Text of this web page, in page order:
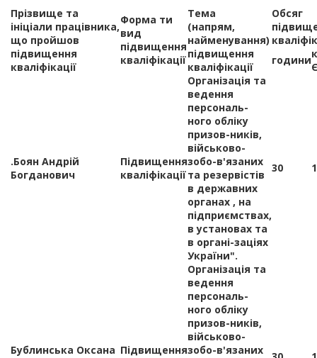
Прізвище та
ініціали працівника,
що пройшов
підвищення
кваліфікації
Форма ти
вид
підвищення
кваліфікації
Тема
(напрям,
найменування)
підвищення
кваліфікації
Обсяг
години
.Боян Андрій
Богданович
Підвищення
кваліфікації
Організація та
ведення
персональ-
ного обліку
призов-ників,
військово-
зобо-в'язаних
та резервістів
в державних
органах , на
підприємствах,
в установах та
в органі-заціях
України".
30 1
Бублинська Оксана Підвищення
Організація та
ведення
персональ-
ного обліку
призов-ників,
військово-
зобо-в'язаних